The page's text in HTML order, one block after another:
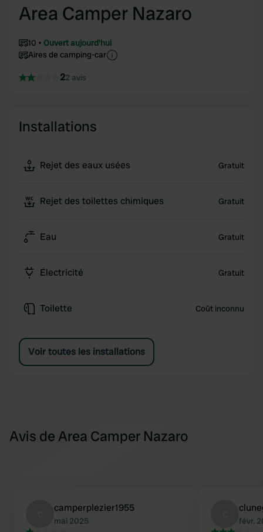
Area Camper Nazaro
10
Ouvert aujourd'hui
Aires de camping-car
22 avis
Installations
Rejet des eaux usées Gratuit
Rejet des toilettes chimiques Gratuit
Eau Gratuit
Électricité Gratuit
Toilette Coût inconnu
Voir toutes les installations
Avis de Area Camper Nazaro
camperplezier1955
mai 2025 févr.